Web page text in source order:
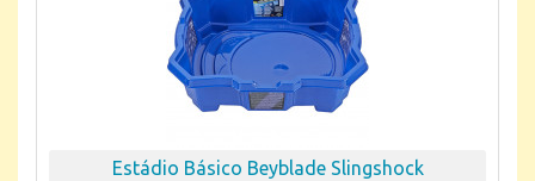
Estádio Básico Beyblade Slingshock